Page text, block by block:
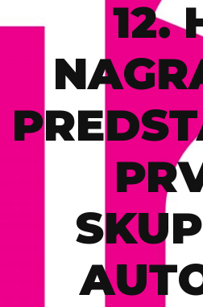
12.